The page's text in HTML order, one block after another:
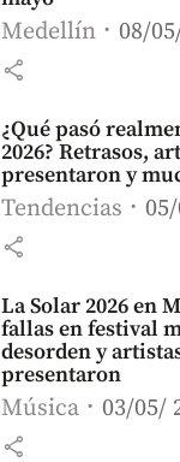
Medellín 08/
share
¿Qué pasó
2026? Retrasos,
presentaron y
Tendencias
share
La Solar 2026 en
fallas en festival
desorden y
presentaron
Música 03/05/
share